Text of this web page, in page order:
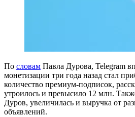
По словам Павла Дурова, Telegram
монетизации три года назад стал
количество премиум-подписок,
утроилось и превысило 12 млн.
Дуров, увеличилась и выручка от
объявлений.